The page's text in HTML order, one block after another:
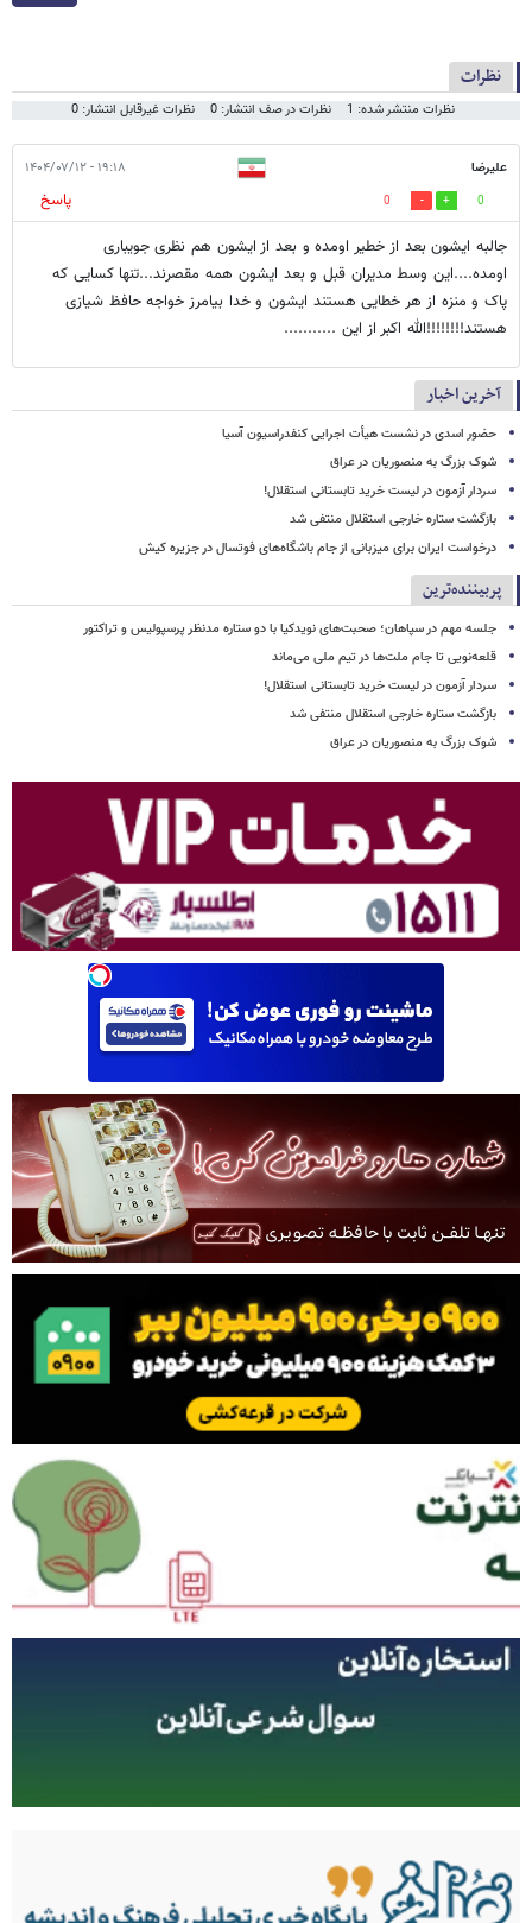
نظرات
نظرات منتشر شده: 1 نظرات در صف انتشار: 0 نظرات غیرقابل انتشار: 0
علیرضا ۱۹:۱۸ - ۱۴۰۴/۰۷/۱۲
0
0
پاسخ
جالبه ایشون بعد از خطیر اومده و بعد از ایشون هم نظری جویباری
اومده....این وسط مدیران قبل و بعد ایشون همه مقصرند...تنها کسایی که
پاک و منزه از هر خطایی هستند ایشون و خدا بیامرز خواجه حافظ شیازی
هستند!!!!!!!!الله اکبر از این ...........
آخرین اخبار
حضور اسدی در نشست هیأت اجرایی کنفدراسیون آسیا
شوک بزرگ به منصوریان در عراق
سردار آزمون در لیست خرید تابستانی استقلال!
بازگشت ستاره خارجی استقلال منتفی شد
درخواست ایران برای میزبانی از جام باشگاه‌های فوتسال در جزیره کیش
پربیننده‌ترین
جلسه مهم در سپاهان؛ صحبت‌های نویدکیا با دو ستاره مدنظر پرسپولیس و تراکتور
قلعه‌نویی تا جام ملت‌ها در تیم ملی می‌ماند
سردار آزمون در لیست خرید تابستانی استقلال!
بازگشت ستاره خارجی استقلال منتفی شد
شوک بزرگ به منصوریان در عراق